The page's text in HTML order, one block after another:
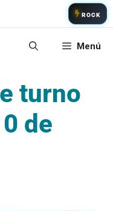
ROCK
Menú
turno
de